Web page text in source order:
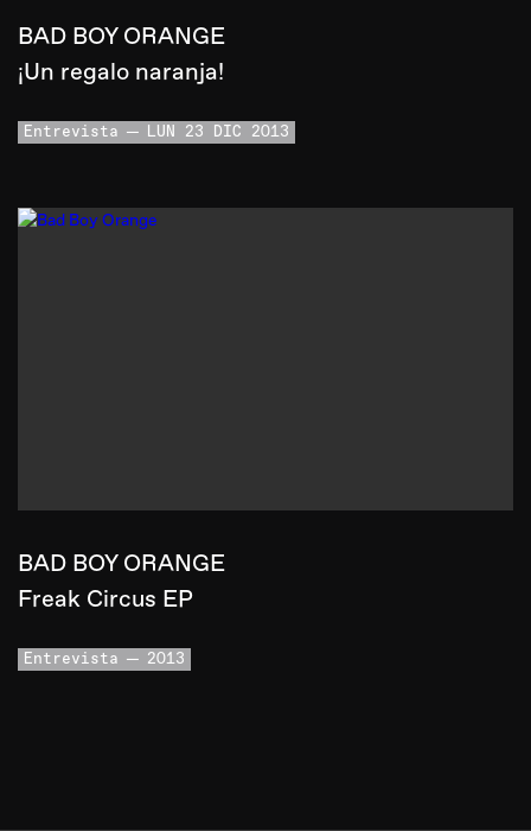
BAD BOY ORANGE
¡Un regalo naranja!
Entrevista LUN 23 DIC 2013
BAD BOY ORANGE
Freak Circus EP
Entrevista 2013